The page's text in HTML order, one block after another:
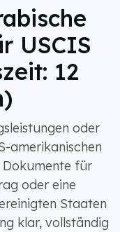
USCIS
12
oder
amerikanischen
Dokumente für
oder eine
Staaten
klar, vollständig